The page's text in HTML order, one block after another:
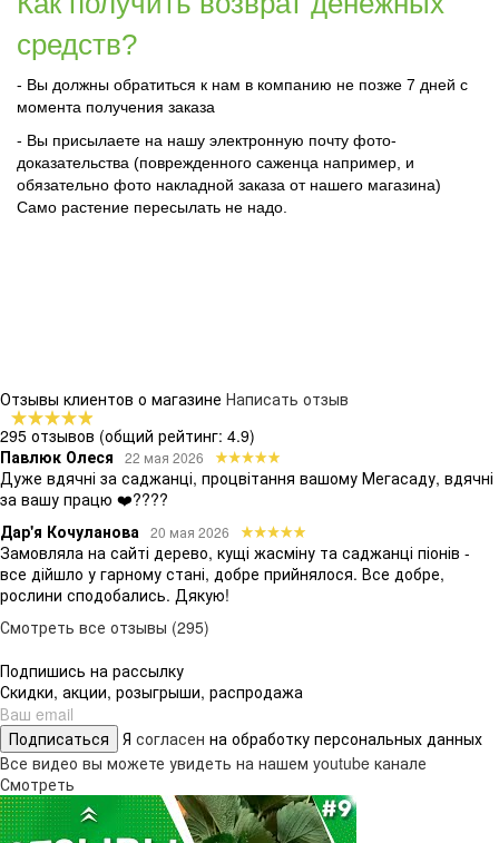
средств?
- Вы должны обратиться к нам в компанию не позже 7 дней с
момента получения заказа
- Вы присылаете на нашу электронную почту фото-
доказательства (поврежденного саженца например, и
обязательно фото накладной заказа от нашего магазина)
Само растение пересылать не надо.
Отзывы клиентов о магазине Написать отзыв
295 отзывов (общий рейтинг: 4.9)
Павлюк Олеся
22 мая 2026
Дуже вдячні за саджанці, процвітання вашому Мегасаду, вдячні
за вашу працю ❤️????
Дар'я Кочуланова 20 мая 2026
Замовляла на сайті дерево, кущі жасміну та саджанці піонів -
все дійшло у гарному стані, добре прийнялося. Все добре,
рослини сподобались. Дякую!
Смотреть все отзывы (295)
Подпишись на рассылку
Скидки, акции, розыгрыши, распродажа
Подписаться Я согласен на обработку персональных данных
Все видео вы можете увидеть на нашем youtube канале
Смотреть